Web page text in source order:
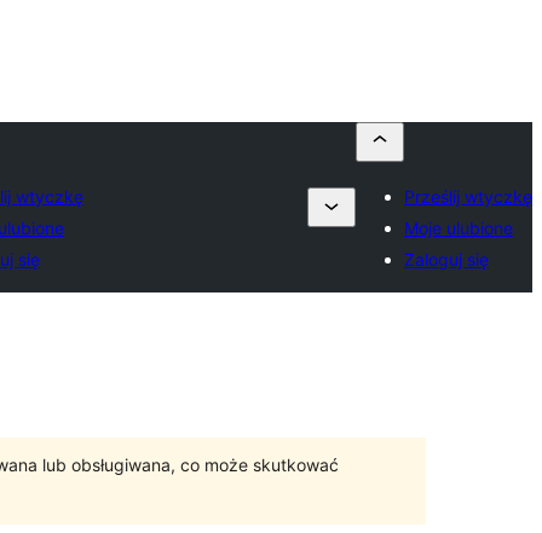
wtyczkę
się
Prześlij wtyczkę
Moje ulubione
Zaloguj się
lub obsługiwana, co może skutkować